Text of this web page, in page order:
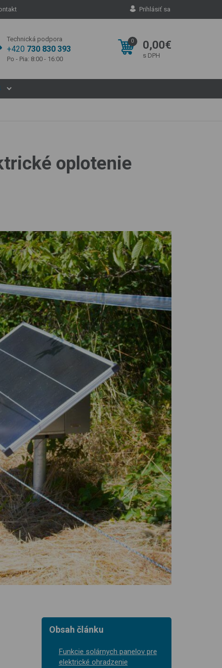
Prihlásiť sa
Technická podpora
+420 730 830 393
Po - Pia: 8:00 - 16:00
0 0,00€
s DPH
oplotenie
Obsah článku
Funkcie solárnych panelov pre
elektrické ohradzenie